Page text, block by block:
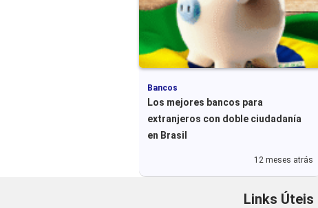
Bancos
Los mejores bancos para
extranjeros con doble ciudadanía
en Brasil
12 meses atrás
Links Úteis